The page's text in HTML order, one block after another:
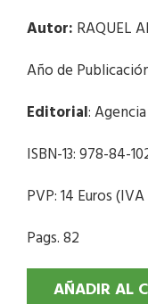
Autor: RAQUEL
Año de
Editorial:
ISBN-13: 978-84-
PVP: 14 Euros
Pags. 82
AÑADIR AL